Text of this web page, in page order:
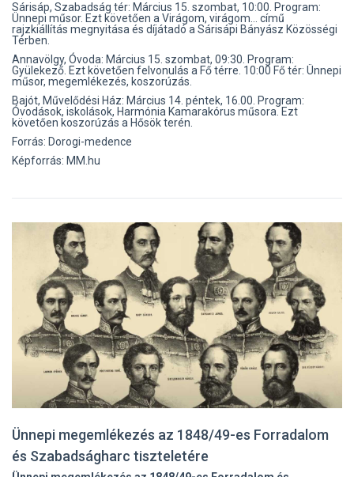
Sárisáp, Szabadság tér: Március 15. szombat, 10:00. Program:
Ünnepi műsor. Ezt követően a Virágom, virágom… című
rajzkiállítás megnyitása és díjátadó a Sárisápi Bányász Közösségi
Térben.
Annavölgy, Óvoda: Március 15. szombat, 09:30. Program:
Gyülekező. Ezt követően felvonulás a Fő térre. 10:00 Fő tér: Ünnepi
műsor, megemlékezés, koszorúzás.
Bajót, Művelődési Ház: Március 14. péntek, 16.00. Program:
Óvodások, iskolások, Harmónia Kamarakórus műsora. Ezt
követően koszorúzás a Hősök terén.
Forrás: Dorogi-medence
Képforrás: MM.hu
Ünnepi megemlékezés az 1848/49-es Forradalom
és Szabadságharc tiszteletére